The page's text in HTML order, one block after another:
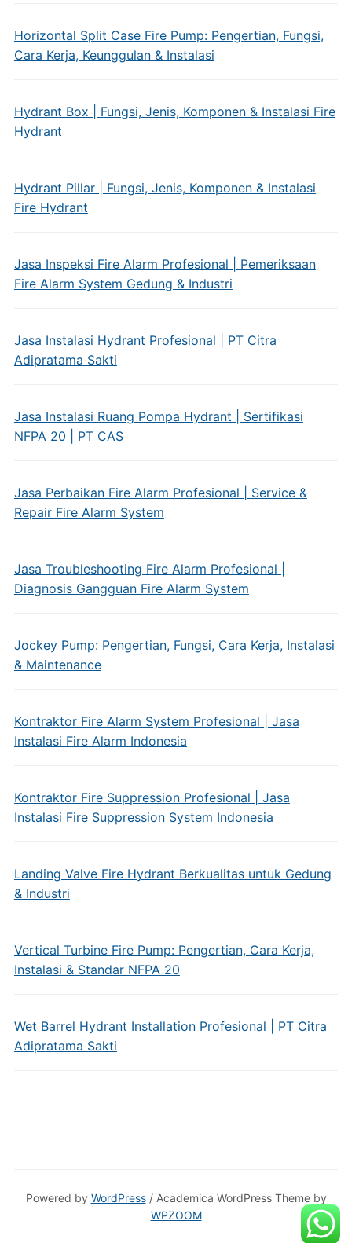
Horizontal Split Case Fire Pump: Pengertian, Fungsi,
Cara Kerja, Keunggulan & Instalasi
Hydrant Box | Fungsi, Jenis, Komponen & Instalasi Fire
Hydrant
Hydrant Pillar | Fungsi, Jenis, Komponen & Instalasi
Fire Hydrant
Jasa Inspeksi Fire Alarm Profesional | Pemeriksaan
Fire Alarm System Gedung & Industri
Jasa Instalasi Hydrant Profesional | PT Citra
Adipratama Sakti
Jasa Instalasi Ruang Pompa Hydrant | Sertifikasi
NFPA 20 | PT CAS
Jasa Perbaikan Fire Alarm Profesional | Service &
Repair Fire Alarm System
Jasa Troubleshooting Fire Alarm Profesional |
Diagnosis Gangguan Fire Alarm System
Jockey Pump: Pengertian, Fungsi, Cara Kerja, Instalasi
& Maintenance
Kontraktor Fire Alarm System Profesional | Jasa
Instalasi Fire Alarm Indonesia
Kontraktor Fire Suppression Profesional | Jasa
Instalasi Fire Suppression System Indonesia
Landing Valve Fire Hydrant Berkualitas untuk Gedung
& Industri
Vertical Turbine Fire Pump: Pengertian, Cara Kerja,
Instalasi & Standar NFPA 20
Wet Barrel Hydrant Installation Profesional | PT Citra
Adipratama Sakti
Powered by WordPress/ Academica WordPress Theme by
WPZOOM